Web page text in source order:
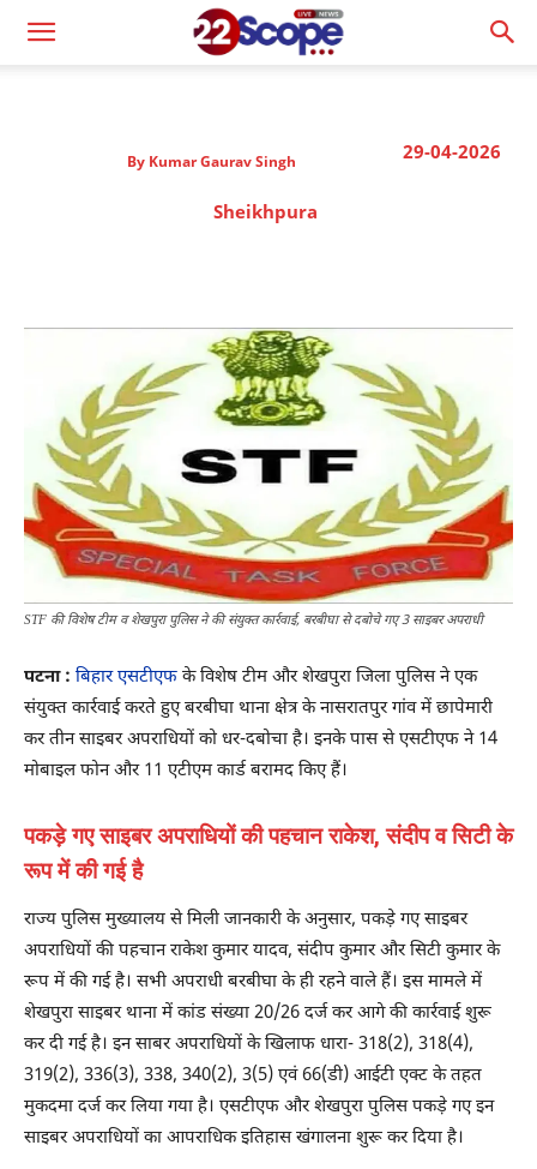
29-04-2026
By Kumar Gaurav Singh
Sheikhpura
STF की विशेष टीम व शेखपुरा पुलिस ने की संयुक्त कार्रवाई, बरबीघा से दबोचे गए 3 साइबर अपराधी
पटना : बिहार एसटीएफ के विशेष टीम और शेखपुरा जिला पुलिस ने एक
संयुक्त कार्रवाई करते हुए बरबीघा थाना क्षेत्र के नासरातपुर गांव में छापेमारी
कर तीन साइबर अपराधियों को धर-दबोचा है। इनके पास से एसटीएफ ने 14
मोबाइल फोन और 11 एटीएम कार्ड बरामद किए हैं।
पकड़े गए साइबर अपराधियों की पहचान राकेश, संदीप व सिटी के
रूप में की गई है
राज्य पुलिस मुख्यालय से मिली जानकारी के अनुसार, पकड़े गए साइबर
अपराधियों की पहचान राकेश कुमार यादव, संदीप कुमार और सिटी कुमार के
रूप में की गई है। सभी अपराधी बरबीघा के ही रहने वाले हैं। इस मामले में
शेखपुरा साइबर थाना में कांड संख्या 20/26 दर्ज कर आगे की कार्रवाई शुरू
कर दी गई है। इन साबर अपराधियों के खिलाफ धारा- 318(2), 318(4),
319(2), 336(3), 338, 340(2), 3(5) एवं 66(डी) आईटी एक्ट के तहत
मुकदमा दर्ज कर लिया गया है। एसटीएफ और शेखपुरा पुलिस पकड़े गए इन
साइबर अपराधियों का आपराधिक इतिहास खंगालना शुरू कर दिया है।